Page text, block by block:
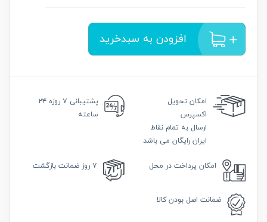
افزودن به سبدخرید
امکان تحویل
اکسپرس
ارسال به تمام نقاط
ایران رایگان می باشد
پشتیبانی
۷ روزه ۲۴
ساعته
امکان پرداخت در محل ۷ روز ضمانت بازگشت
ضمانت اصل بودن کالا